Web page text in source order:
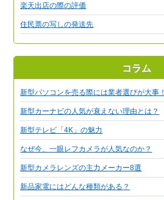
楽天出店の際の評価
住民票の写しの発送先
コラム
新型パソコンを売る際には業者選びが大事！
新型カーナビの人気が衰えない理由とは？
新型テレビ「4K」の魅力
なぜ今、一眼レフカメラが人気なのか？
新型カメラレンズの主力メーカー8選
新品家電にはどんな種類がある？